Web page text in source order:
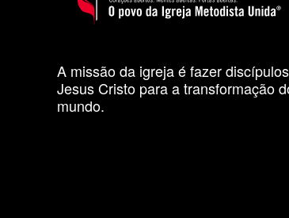
A missão da igreja é fazer
Jesus Cristo para a transformação
mundo.